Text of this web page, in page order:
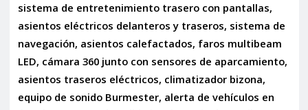
sistema de entretenimiento trasero con pantallas,
asientos eléctricos delanteros y traseros, sistema de
navegación, asientos calefactados, faros multibeam
LED, cámara 360 junto con sensores de aparcamiento,
asientos traseros eléctricos, climatizador bizona,
equipo de sonido Burmester, alerta de vehículos en